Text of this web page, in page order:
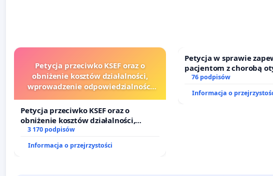
Petycja przeciwko KSEF oraz o
obniżenie kosztów działalności,
wprowadzenie odpowiedzialności
sędziów
Petycja przeciwko KSEF oraz o
obniżenie kosztów działalności,
wprowadzenie odpowiedzialności
sędziów
3 170 podpisów
Informacja o przejrzystości
Petycja w sprawie
pacjentom z chorobą
dostępu do
76 podpisów
Informacja o